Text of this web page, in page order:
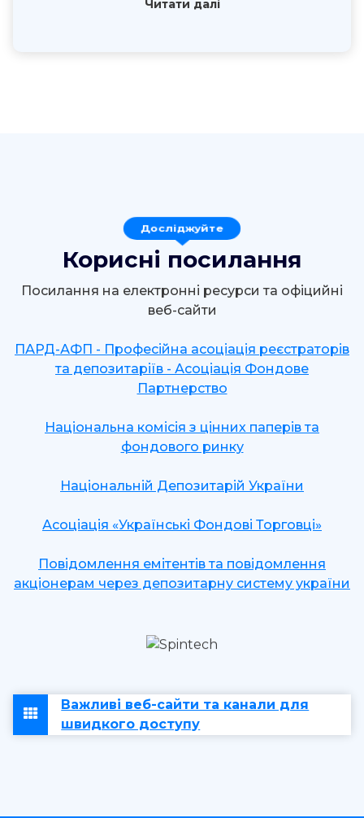
Читати далі
Корисні посилання
Посилання на електронні ресурси та офіцийні
веб-сайти
ПАРД-АФП - Професійна асоціація реєстраторів
та депозитаріїв - Асоціація Фондове
Партнерство
Національна комісія з цінних паперів та
фондового ринку
Національній Депозитарій України
Асоціація «Українські Фондові Торговці»
Повідомлення емітентів та повідомлення
акціонерам через депозитарну систему україни
Важливі веб-сайти та канали для
швидкого доступу